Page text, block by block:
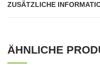
ZUSÄTZLICHE
ÄHNLICHE